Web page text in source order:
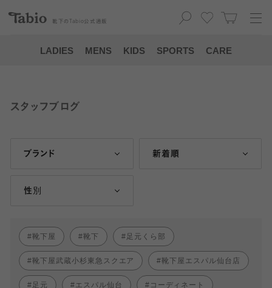
靴下の Tabio 公式通販
LADIES MENS KIDS SPORTS CARE
スタッフブログ
ブランド 新着順
性別
靴下屋 靴下 足元くら部
靴下屋武蔵小杉東急スクエア 靴下屋エスパル仙台店
足元 エスパル仙台 コーディネート